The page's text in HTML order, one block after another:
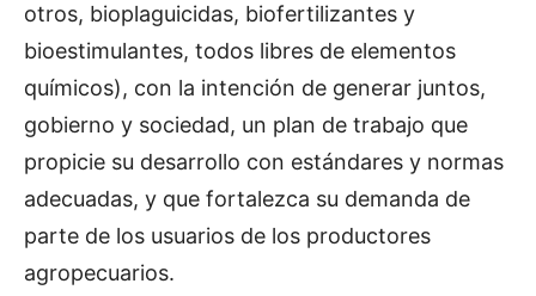
otros, bioplaguicidas, biofertilizantes y
bioestimulantes, todos libres de elementos
químicos), con la intención de generar juntos,
gobierno y sociedad, un plan de trabajo que
propicie su desarrollo con estándares y normas
adecuadas, y que fortalezca su demanda de
parte de los usuarios de los productores
agropecuarios.